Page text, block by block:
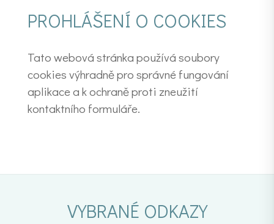
PROHLÁŠENÍ O COOKIES
Tato webová stránka používá soubory
cookies výhradně pro správné fungování
aplikace a k ochraně proti zneužití
kontaktního formuláře.
VYBRANÉ ODKAZY